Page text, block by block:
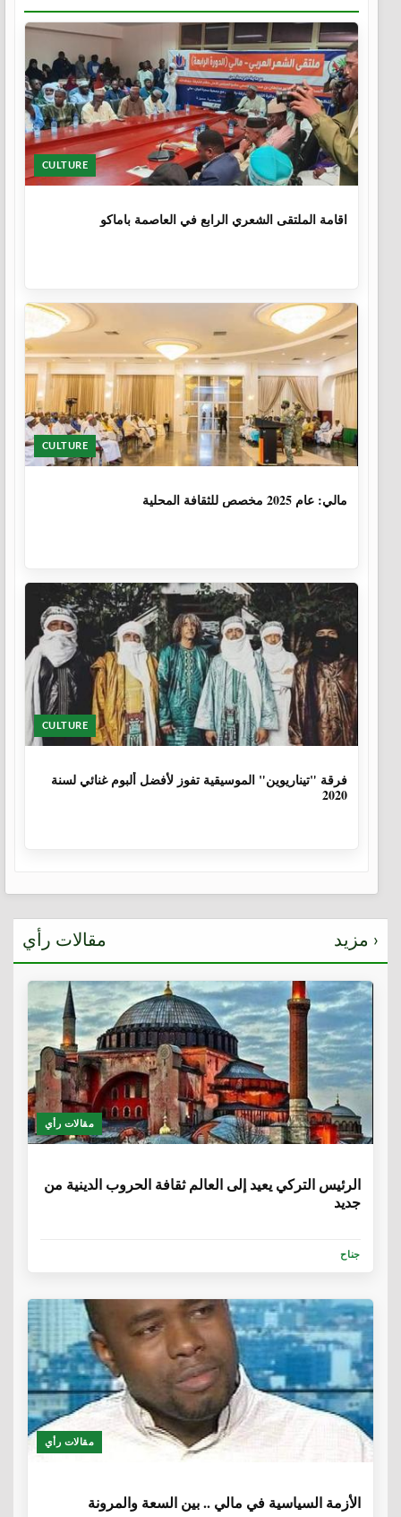
CULTURE
اقامة الملتقى الشعري الرابع في العاصمة باماكو
CULTURE
مالي: عام 2025 مخصص للثقافة المحلية
CULTURE
فرقة "تيناريوين" الموسيقية تفوز لأفضل ألبوم غنائي لسنة
2020
مقالات رأي مزيد ›
مقالات رأي
الرئيس التركي يعيد إلى العالم ثقافة الحروب الدينية من
جديد
جناح
مقالات رأي
الأزمة السياسية في مالي .. بين السعة والمرونة